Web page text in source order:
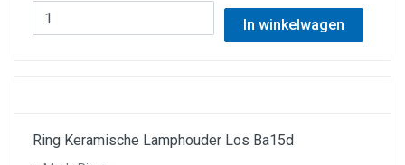
In winkelwagen
Ring Keramische Lamphouder Los Ba15d